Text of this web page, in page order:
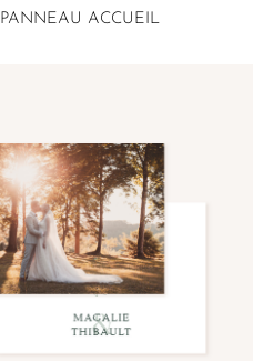
PANNEAU ACCUEIL